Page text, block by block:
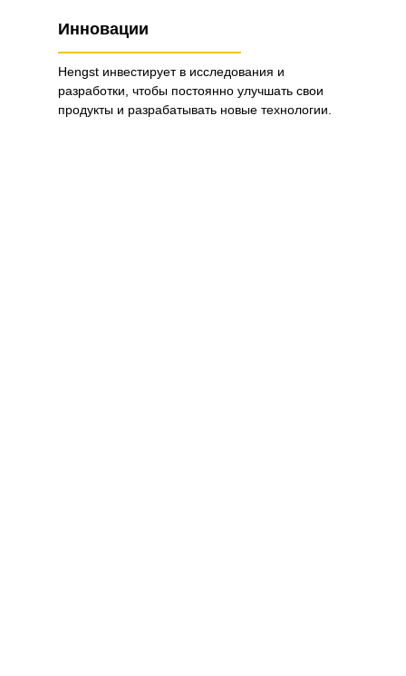
Инновации
Hengst инвестирует в исследования и
разработки, чтобы постоянно улучшать свои
продукты и разрабатывать новые технологии.